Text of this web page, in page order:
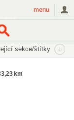
menu
sekce/štítky
km